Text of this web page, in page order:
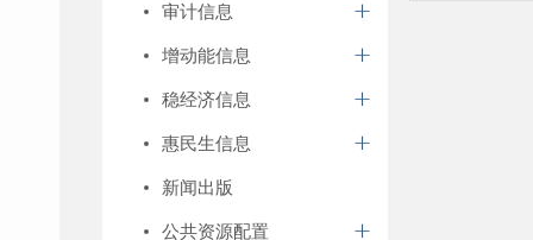
审计信息
增动能信息
稳经济信息
惠民生信息
新闻出版
公共资源配置